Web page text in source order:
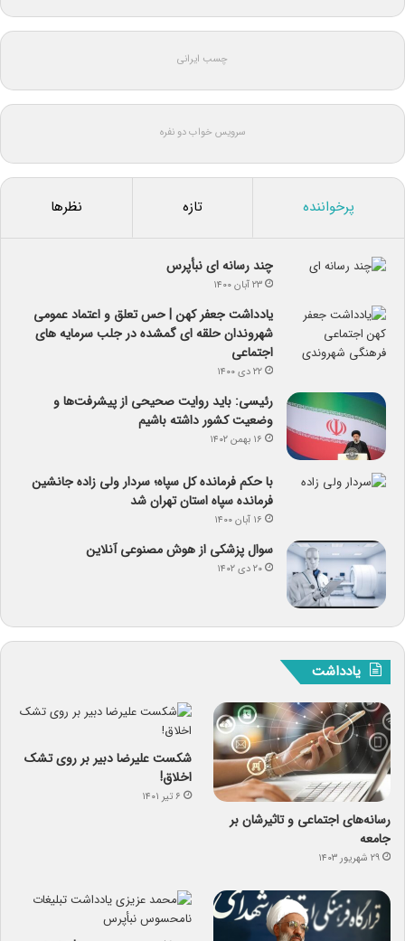
چسب ایرانی
سرویس خواب دو نفره
پرخواننده تازه نظرها
چند رسانه ای نبأپرس
۲۳ آبان ۱۴۰۰
یادداشت جعفر کهن | حس تعلق و اعتماد عمومی
شهروندان حلقه ای گمشده در جلب سرمایه های
اجتماعی
۲۲ دی ۱۴۰۰
رئیسی: باید روایت صحیحی از پیشرفت‌ها و
وضعیت کشور داشته باشیم
۱۶ بهمن ۱۴۰۲
با حکم فرمانده کل سپاه؛ سردار ولی زاده جانشین
فرمانده سپاه استان تهران شد
۱۶ آبان ۱۴۰۰
سوال پزشکی از هوش مصنوعی آنلاین
۲۰ دی ۱۴۰۲
یادداشت
رسانه‌های اجتماعی و تاثیرشان بر
جامعه
۲۹ شهریور ۱۴۰۳
شکست علیرضا دبیر بر روی تشک
اخلاق!
۶ تیر ۱۴۰۱